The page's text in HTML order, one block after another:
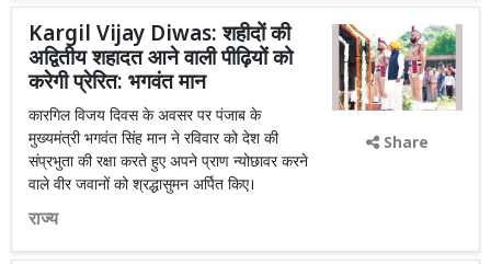
Kargil Vijay Diwas: शहीदों की
अद्वितीय शहादत आने वाली पीढ़ियों को
करेगी प्रेरित: भगवंत मान
कारगिल विजय दिवस के अवसर पर पंजाब के
मुख्यमंत्री भगवंत सिंह मान ने रविवार को देश की
संप्रभुता की रक्षा करते हुए अपने प्राण न्योछावर करने
वाले वीर जवानों को श्रद्धासुमन अर्पित किए।
राज्य
Share